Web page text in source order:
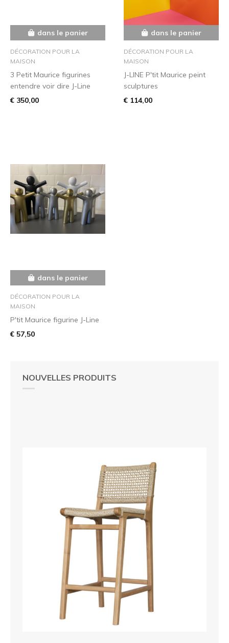
NOUVELLES PRODUITS
dans le panier
DÉCORATION POUR LA
MAISON
3 Petit Maurice figurines
entendre voir dire J-Line
€ 350,00
dans le panier
DÉCORATION POUR LA
MAISON
J-LINE P'tit Maurice peint
sculptures
€ 114,00
dans le panier
DÉCORATION POUR LA
MAISON
P'tit Maurice figurine J-Line
€ 57,50